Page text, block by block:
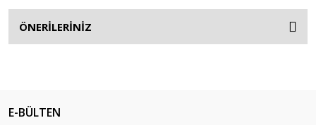
ÖNERİLERİNİZ
E-BÜLTEN